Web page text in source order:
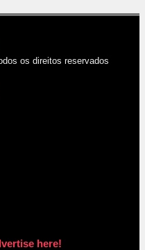
os direitos reservados
here!